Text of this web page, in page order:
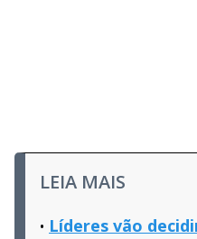
LEIA MAIS
Líderes vão